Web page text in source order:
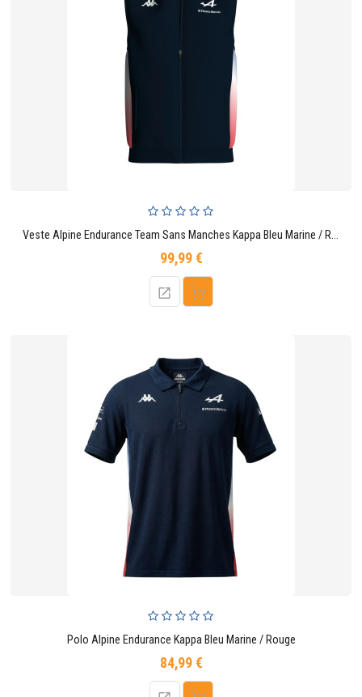
Veste Alpine Endurance Team Sans Manches Kappa Bleu Marine / Rouge
99,99 €Prix
Polo Alpine Endurance Kappa Bleu Marine / Rouge
84,99 €Prix